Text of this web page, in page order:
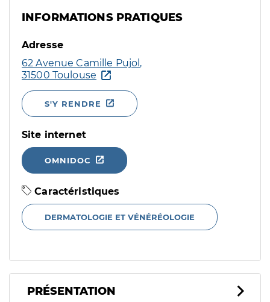
INFORMATIONS PRATIQUES
Adresse
62 Avenue Camille Pujol,
31500 Toulouse
S'Y RENDRE
Site internet
OMNIDOC
Caractéristiques
DERMATOLOGIE ET VÉNÉRÉOLOGIE
PRÉSENTATION